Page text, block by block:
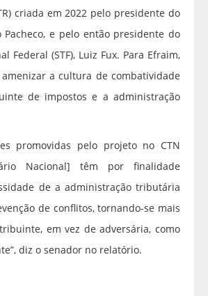
criada em 2022 pelo presidente do
Pacheco, e pelo então presidente do
Federal (STF), Luiz Fux. Para Efraim,
a cultura de combatividade
de impostos e a administração
promovidas pelo projeto no CTN
Nacional] têm por finalidade
de a administração tributária
de conflitos, tornando-se mais
em vez de adversária, como
diz o senador no relatório.